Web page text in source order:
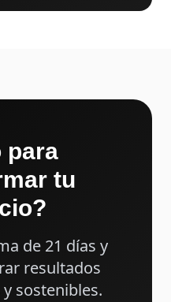
para
tu
de 21 días y
resultados
sostenibles.